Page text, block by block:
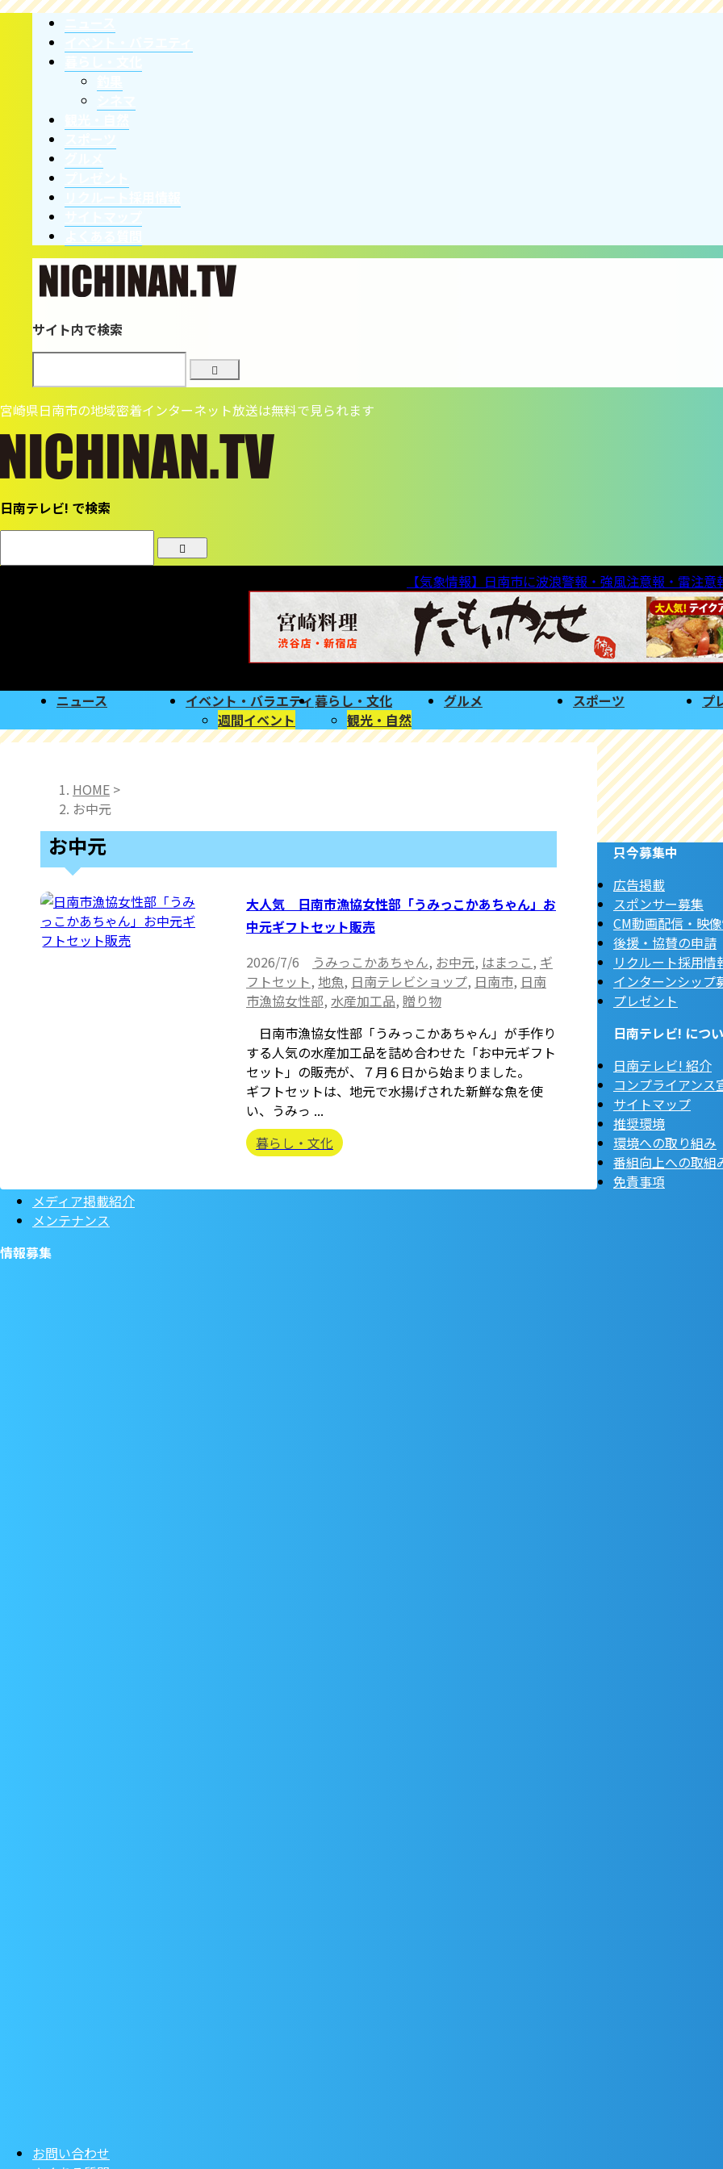
サイト内で検索
宮崎県日南市の地域密着インターネット放送は無料で見られます
日南テレビ! で検索
【気象情報】日南市に波浪警報・強風注意報・雷注意
ニュース
イベント・バラエティ
週間イベント
暮らし・文化
観光・自然
グルメ スポーツ プ
HOME >
お中元
お中元
大人気 日南市漁協女性部「うみっこかあちゃん」お
中元ギフトセット販売
2026/7/6
うみっこかあちゃん, お中元, はまっこ, ギ
フトセット, 地魚, 日南テレビショップ, 日南市, 日南
市漁協女性部, 水産加工品, 贈り物
日南市漁協女性部「うみっこかあちゃん」が手作り
する人気の水産加工品を詰め合わせた「お中元ギフト
セット」の販売が、７月６日から始まりました。
ギフトセットは、地元で水揚げされた新鮮な魚を使
い、うみっ ...
暮らし・文化
只今募集中
広告掲載
スポンサー募集
CM動画配信・映
後援・協賛の申請
リクルート採用情
インターンシップ
プレゼント
日南テレビ! につ
日南テレビ! 紹介
コンプライアンス
サイトマップ
推奨環境
環境への取り組み
番組向上への取組
免責事項
メディア掲載紹介
メンテナンス
情報募集
お問い合わせ